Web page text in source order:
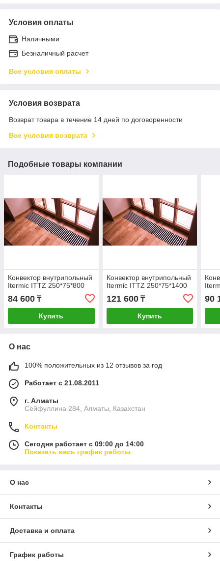
Условия оплаты
Наличными
Безналичный расчет
Все условия оплаты
Условия возврата
Возврат товара в течение 14 дней по договоренности
Все условия возврата
Подобные товары компании
Конвектор внутрипольный
Itermic ITTZ 250*75*800
84 600 ₸
Купить
Конвектор внутрипольный
Itermic ITTZ 250*75*1400
121 600₸
Купить
90
О нас
100% положительных из 12 отзывов за год
Работает с 21.08.2011
г. Алматы
Сейфуллина 284, Алматы, Казахстан
Контакты
Сегодня работает с 09:00 до 14:00
Показать весь график работы
О нас
Контакты
Доставка и оплата
График работы